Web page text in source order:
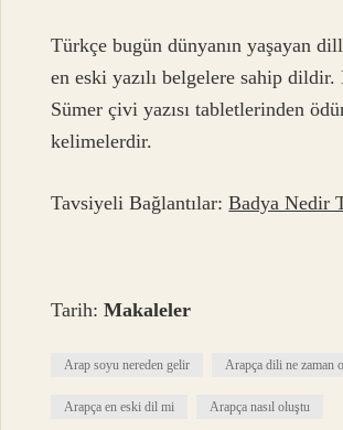
Türkçe bugün dünyanın yaşayan
en eski yazılı belgelere sahip dildir.
Sümer çivi yazısı tabletlerinden
kelimelerdir.
Tavsiyeli Bağlantılar:Badya Nedir
Tarih:Makaleler
Arap soyu nereden gelir Arapça dili ne zaman
Arapça en eski dil mi Arapça nasıl oluştu